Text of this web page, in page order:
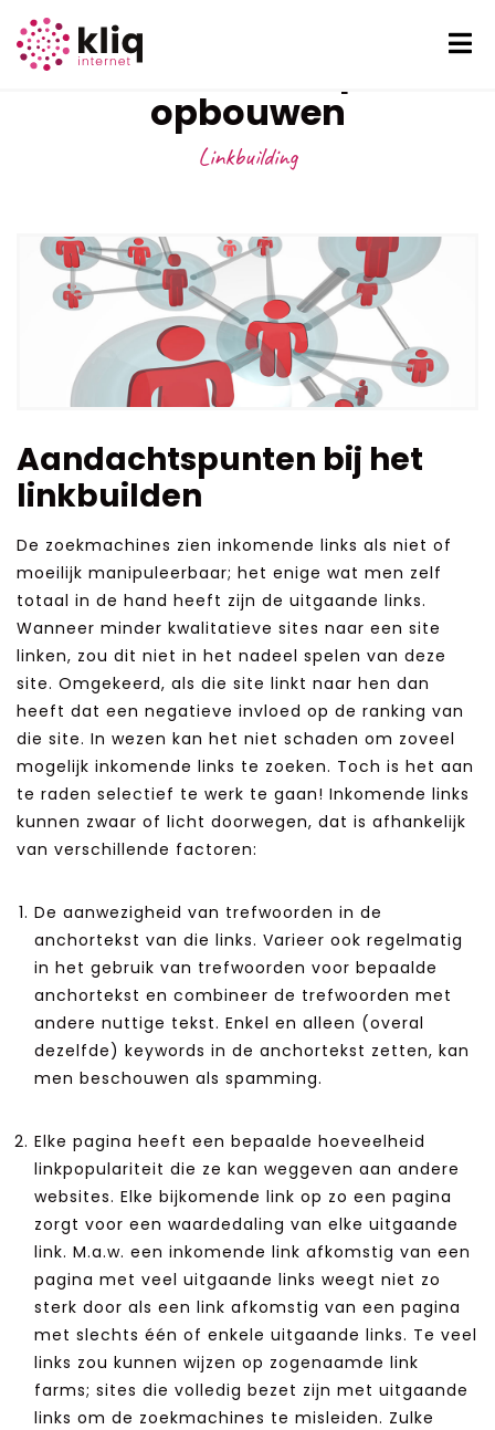
Een relevant linkprofiel
opbouwen
Linkbuilding
Aandachtspunten bij het
linkbuilden
De zoekmachines zien inkomende links als niet of
moeilijk manipuleerbaar; het enige wat men zelf
totaal in de hand heeft zijn de uitgaande links.
Wanneer minder kwalitatieve sites naar een site
linken, zou dit niet in het nadeel spelen van deze
site. Omgekeerd, als die site linkt naar hen dan
heeft dat een negatieve invloed op de ranking van
die site. In wezen kan het niet schaden om zoveel
mogelijk inkomende links te zoeken. Toch is het aan
te raden selectief te werk te gaan! Inkomende links
kunnen zwaar of licht doorwegen, dat is afhankelijk
van verschillende factoren:
De aanwezigheid van trefwoorden in de
anchortekst van die links. Varieer ook regelmatig
in het gebruik van trefwoorden voor bepaalde
anchortekst en combineer de trefwoorden met
andere nuttige tekst. Enkel en alleen (overal
dezelfde) keywords in de anchortekst zetten, kan
men beschouwen als spamming.
Elke pagina heeft een bepaalde hoeveelheid
linkpopulariteit die ze kan weggeven aan andere
websites. Elke bijkomende link op zo een pagina
zorgt voor een waardedaling van elke uitgaande
link. M.a.w. een inkomende link afkomstig van een
pagina met veel uitgaande links weegt niet zo
sterk door als een link afkomstig van een pagina
met slechts één of enkele uitgaande links. Te veel
links zou kunnen wijzen op zogenaamde link
farms; sites die volledig bezet zijn met uitgaande
links om de zoekmachines te misleiden. Zulke